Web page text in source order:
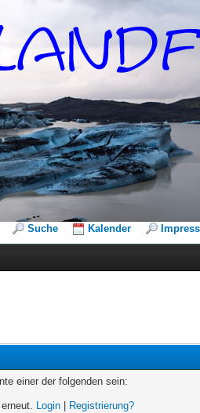
Suche Kalender
einer der folgenden sein:
Login
Registrierung?